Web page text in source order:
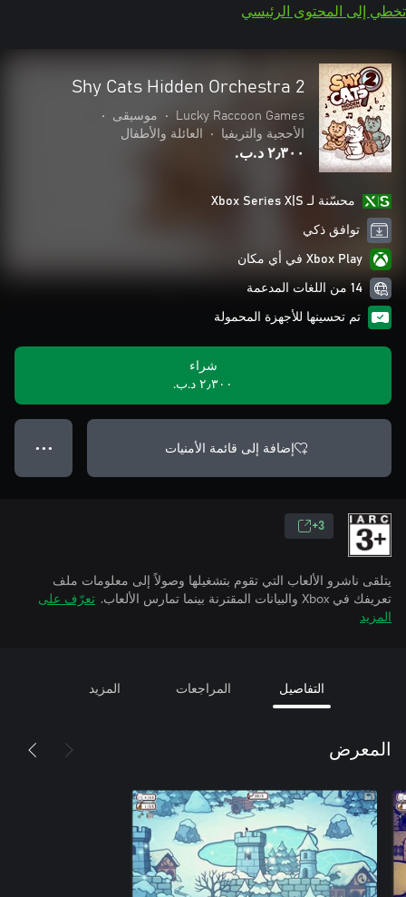
تخطي إلى المحتوى الرئيسي
Shy Cats Hidden Orchestra 2
Lucky Raccoon Games
• موسيقى
•
الأحجية والتريفيا
• العائلة والأطفال
٢٫٣٠٠ د.ب.‏
محسّنة لـ Xbox Series X|S
توافق ذكي
Xbox Play في أي مكان
14 من اللغات المدعمة
تم تحسينها للأجهزة المحمولة
شراء
٢٫٣٠٠ د.ب.‏
إضافة إلى قائمة الأمنيات ● ● ●
3+
يتلقى ناشرو الألعاب التي تقوم بتشغيلها وصولاً إلى معلومات ملف
تعريفك في Xbox والبيانات المقترنة بينما تمارس الألعاب.
تعرّف على
المزيد
التفاصيل المراجعات المزيد
المعرض